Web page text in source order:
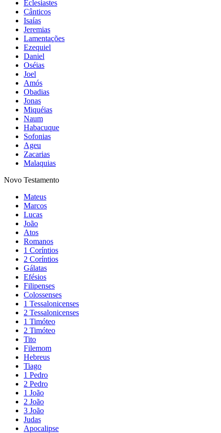
Eclesiastes
Cânticos
Isaías
Jeremias
Lamentações
Ezequiel
Daniel
Oséias
Joel
Amós
Obadias
Jonas
Miquéias
Naum
Habacuque
Sofonias
Ageu
Zacarias
Malaquias
Novo Testamento
Mateus
Marcos
Lucas
João
Atos
Romanos
1 Coríntios
2 Coríntios
Gálatas
Efésios
Filipenses
Colossenses
1 Tessalonicenses
2 Tessalonicenses
1 Timóteo
2 Timóteo
Tito
Filemom
Hebreus
Tiago
1 Pedro
2 Pedro
1 João
2 João
3 João
Judas
Apocalipse